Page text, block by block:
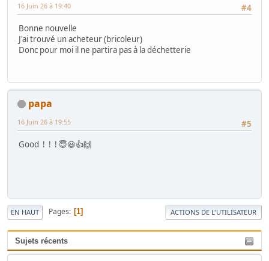
#4
16 Juin 26 à 19:40
Bonne nouvelle
J'ai trouvé un acheteur (bricoleur)
Donc pour moi il ne partira pas à la déchetterie
papa
#5
16 Juin 26 à 19:55
Good ! ! ! 😇😃👍🙌
EN HAUT Pages 1 ACTIONS DE L'UTILISATEUR
Sujets récents